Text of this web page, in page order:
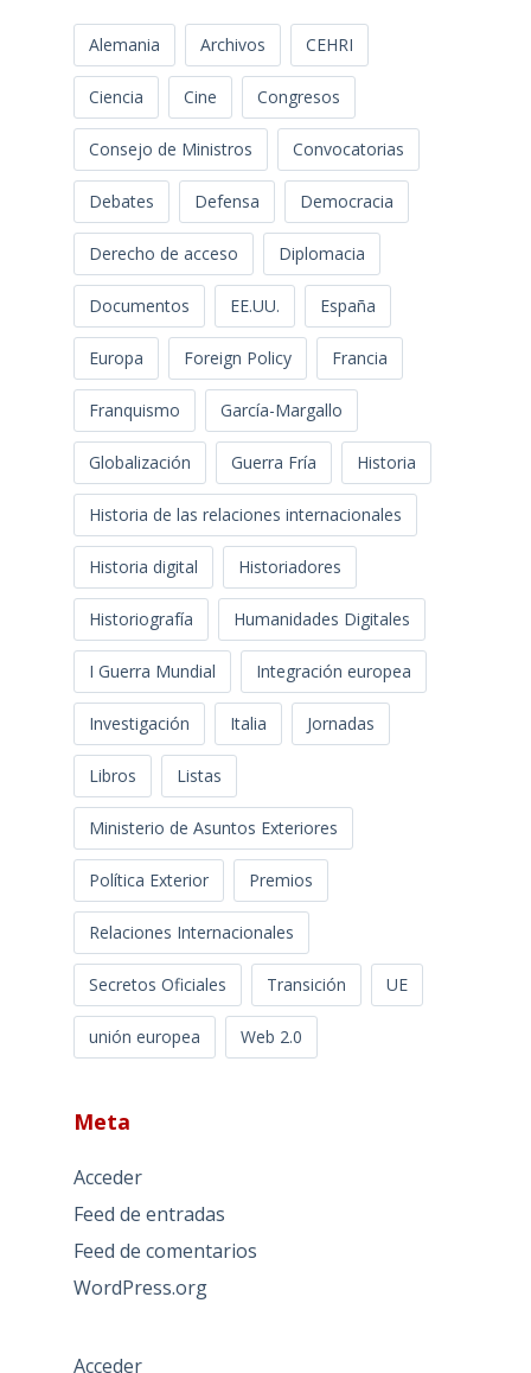
Alemania Archivos CEHRI
Ciencia Cine Congresos
Consejo de Ministros Convocatorias
Debates Defensa Democracia
Derecho de acceso Diplomacia
Documentos EE.UU. España
Europa Foreign Policy Francia
Franquismo García-Margallo
Globalización Guerra Fría Historia
Historia de las relaciones internacionales
Historia digital Historiadores
Historiografía Humanidades Digitales
I Guerra Mundial Integración europea
Investigación Italia Jornadas
Libros Listas
Ministerio de Asuntos Exteriores
Política Exterior Premios
Relaciones Internacionales
Secretos Oficiales Transición UE
unión europea Web 2.0
Meta
Acceder
Feed de entradas
Feed de comentarios
WordPress.org
Acceder